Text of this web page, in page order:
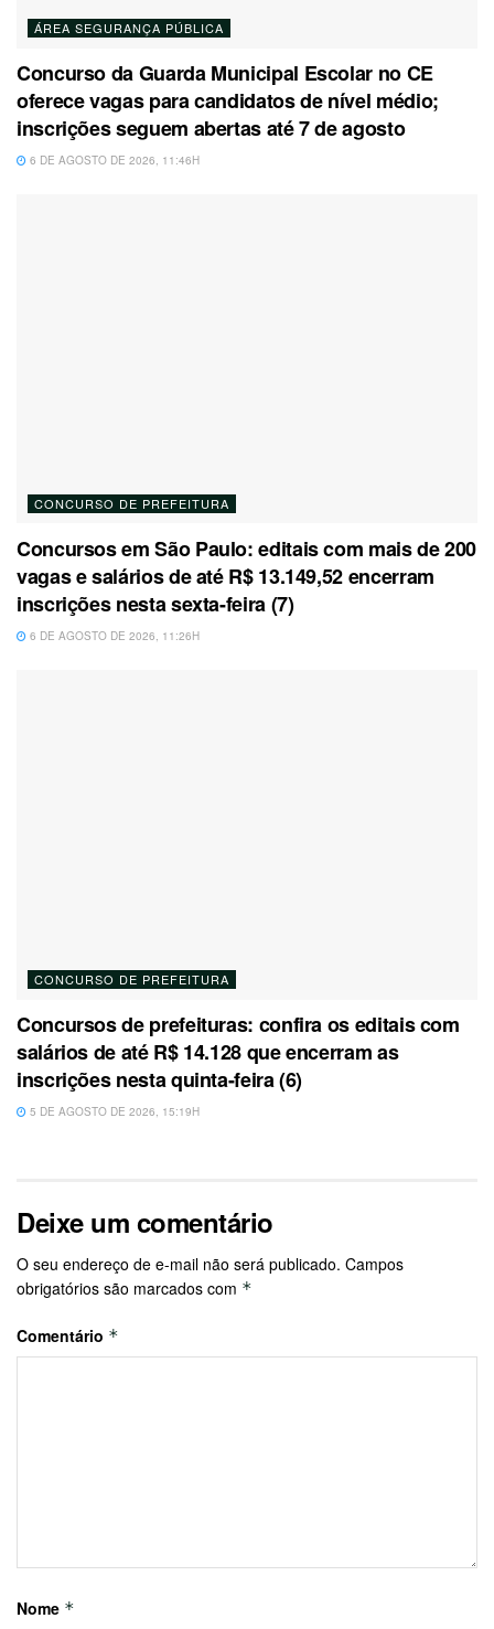
ÁREA SEGURANÇA PÚBLICA
Concurso da Guarda Municipal Escolar no CE
oferece vagas para candidatos de nível médio;
inscrições seguem abertas até 7 de agosto
6 DE AGOSTO DE 2026, 11:46H
CONCURSO DE PREFEITURA
Concursos em São Paulo: editais com mais de 200
vagas e salários de até R$ 13.149,52 encerram
inscrições nesta sexta-feira (7)
6 DE AGOSTO DE 2026, 11:26H
CONCURSO DE PREFEITURA
Concursos de prefeituras: confira os editais com
salários de até R$ 14.128 que encerram as
inscrições nesta quinta-feira (6)
5 DE AGOSTO DE 2026, 15:19H
Deixe um comentário
O seu endereço de e-mail não será publicado. Campos
obrigatórios são marcados com *
Comentário *
Nome *